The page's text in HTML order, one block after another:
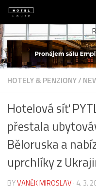
Skip to content
HOTELY & PENZIONY/
Hotelová síť
přestala
Běloruska a
uprchlíky z
BYVANĚK MIROSLAV · 4. 3.